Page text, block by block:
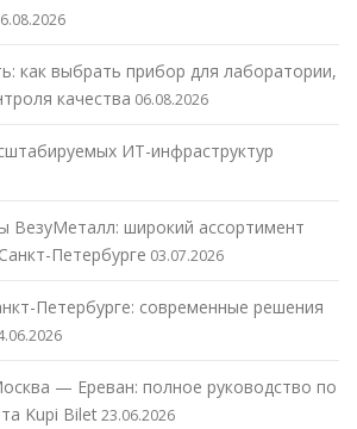
как выбрать прибор для лаборатории,
качества 06.08.2026
ИТ-инфраструктур
ВезуМеталл: широкий ассортимент
Петербурге 03.07.2026
Петербурге: современные решения
— Ереван: полное руководство по
Kupi Bilet23.06.2026